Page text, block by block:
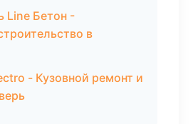
Line Бетон -
в
- Кузовной ремонт и